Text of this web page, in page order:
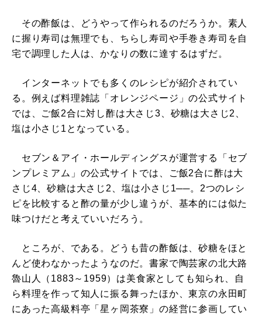
その酢飯は、どうやって作られるのだろうか。素人
に握り寿司は無理でも、ちらし寿司や手巻き寿司を自
宅で調理した人は、かなりの数に達するはずだ。
インターネットでも多くのレシピが紹介されてい
る。例えば料理雑誌「オレンジページ」の公式サイト
では、ご飯2合に対し酢は大さじ3、砂糖は大さじ2、
塩は小さじ1となっている。
セブン＆アイ・ホールディングスが運営する「セブ
ンプレミアム」の公式サイトでは、ご飯2合に酢は大
さじ4、砂糖は大さじ2、塩は小さじ1──。2つのレシ
ピを比較すると酢の量が少し違うが、基本的には似た
味つけだと考えていいだろう。
ところが、である。どうも昔の酢飯は、砂糖をほと
んど使わなかったようなのだ。書家で陶芸家の北大路
魯山人（1883～1959）は美食家としても知られ、自
ら料理を作って知人に振る舞ったほか、東京の永田町
にあった高級料亭「星ヶ岡茶寮」の経営に参画してい